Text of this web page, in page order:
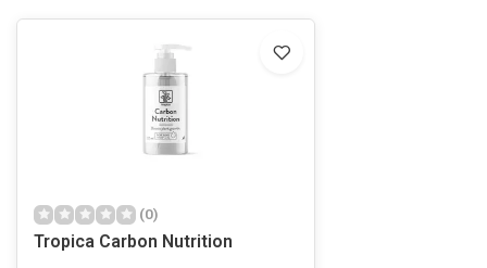
(0)
Tropica Carbon Nutrition